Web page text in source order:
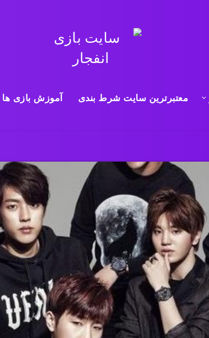
معتبرترین سایت شرط بندی آموزش بازی ها